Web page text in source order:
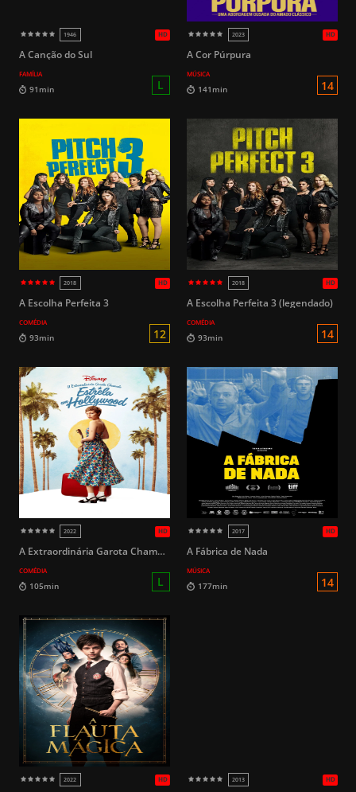
HD
2017
10
2014
HD
1946
A Canção do Sul
FAMÍLIA
A Cor Púrpura
MÚSICA
A Escolha Perfeita 3
COMÉDIA
93min
A Escolha Perfeita 3 (legendado)
COMÉDIA
A Extraordinária Garota Chamada Estrela em Hollywood
COMÉDIA
A Fábrica de Nada
MÚSICA